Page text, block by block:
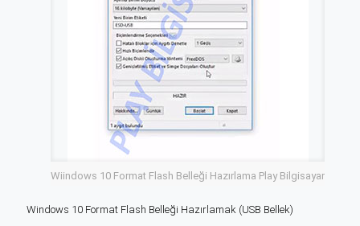
Wiindows 10 Format Flash Belleği Hazırlama Play Bilgisayar
Windows 10 Format Flash Belleği Hazırlamak (USB Bellek)